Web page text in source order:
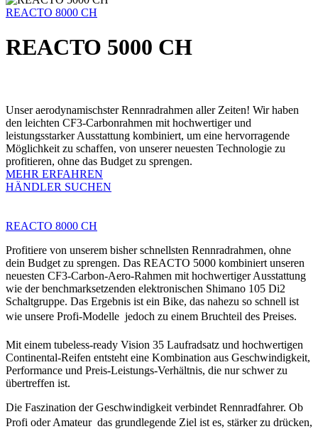
REACTO 8000 CH
REACTO 5000 CH
Unser aerodynamischster Rennradrahmen aller Zeiten! Wir haben
den leichten CF3-Carbonrahmen mit hochwertiger und
leistungsstarker Ausstattung kombiniert, um eine hervorragende
Möglichkeit zu schaffen, von unserer neuesten Technologie zu
profitieren, ohne das Budget zu sprengen.
MEHR ERFAHREN
HÄNDLER SUCHEN
REACTO 8000 CH
Profitiere von unserem bisher schnellsten Rennradrahmen, ohne
dein Budget zu sprengen. Das REACTO 5000 kombiniert unseren
neuesten CF3-Carbon-Aero-Rahmen mit hochwertiger Ausstattung
wie der benchmarksetzenden elektronischen Shimano 105 Di2
Schaltgruppe. Das Ergebnis ist ein Bike, das nahezu so schnell ist
wie unsere Profi-Modelle  jedoch zu einem Bruchteil des Preises.
Mit einem tubeless-ready Vision 35 Laufradsatz und hochwertigen
Continental-Reifen entsteht eine Kombination aus Geschwindigkeit,
Performance und Preis-Leistungs-Verhältnis, die nur schwer zu
übertreffen ist.
Die Faszination der Geschwindigkeit verbindet Rennradfahrer. Ob
Profi oder Amateur  das grundlegende Ziel ist es, stärker zu drücken,